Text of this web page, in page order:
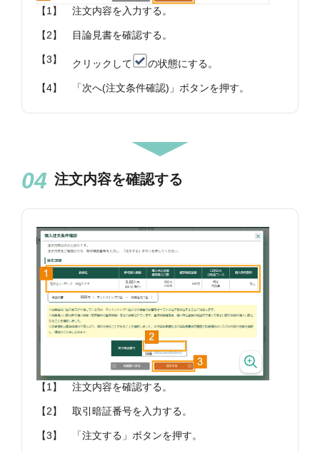
【1】 注文内容を入力する。
【2】 目論見書を確認する。
【3】 クリックして の状態にする。
【4】 「次へ(注文条件確認)」ボタンを押す。
注文内容を確認する
【1】 注文内容を確認する。
【2】 取引暗証番号を入力する。
【3】 「注文する」ボタンを押す。